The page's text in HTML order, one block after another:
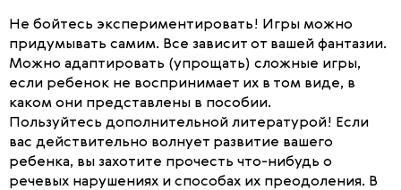
Не бойтесь экспериментировать! Игры можно
придумывать самим. Все зависит от вашей фантазии.
Можно адаптировать (упрощать) сложные игры,
если ребенок не воспринимает их в том виде, в
каком они представлены в пособии.
Пользуйтесь дополнительной литературой! Если
вас действительно волнует развитие вашего
ребенка, вы захотите прочесть что-нибудь о
речевых нарушениях и способах их преодоления. В